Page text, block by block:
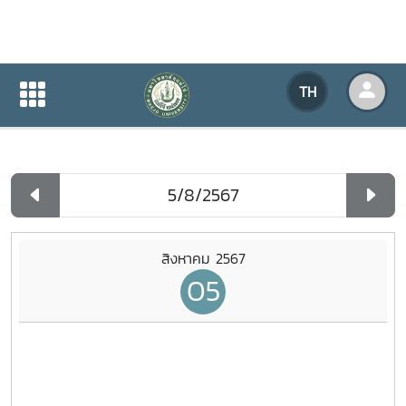
TH
ปฏิทินกิจกรรมของหน่วยงาน
ปฏิทินกิจกรรมของหน่วยงาน
สิงหาคม 2567
05